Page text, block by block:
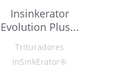
Insinkerator
Evolution Plus...
Trituradores
InSinkErator®